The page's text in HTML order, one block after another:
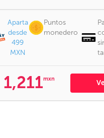
Aparta
desde
499
MXN
Puntos
monedero
1,211mxn